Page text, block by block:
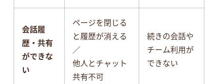
会話履
歴・共有
ができな
い
ページを閉じる
と履歴が消える
／
他人とチャット
共有不可
続きの会話や
チーム利用が
できない